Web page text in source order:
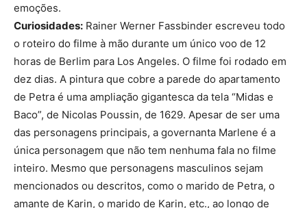
emoções.
Curiosidades: Rainer Werner Fassbinder escreveu todo
o roteiro do filme à mão durante um único voo de 12
horas de Berlim para Los Angeles. O filme foi rodado em
dez dias. A pintura que cobre a parede do apartamento
de Petra é uma ampliação gigantesca da tela “Midas e
Baco”, de Nicolas Poussin, de 1629. Apesar de ser uma
das personagens principais, a governanta Marlene é a
única personagem que não tem nenhuma fala no filme
inteiro. Mesmo que personagens masculinos sejam
mencionados ou descritos, como o marido de Petra, o
amante de Karin, o marido de Karin, etc., ao longo de